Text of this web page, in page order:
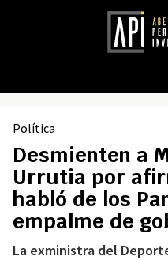
Política
Desmienten a
Urrutia por
habló de los
empalme de
La exministra del